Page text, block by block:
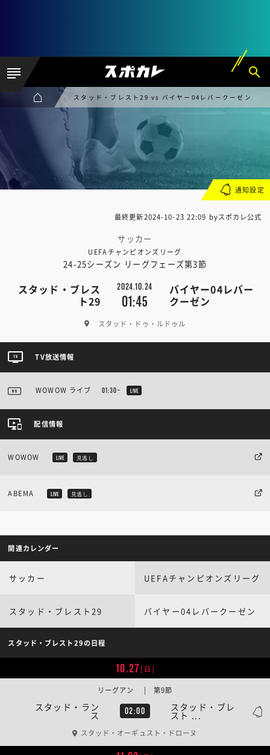
スタッド・ブレスト29 vs バイヤー04レバークーゼン
最終更新2024-10-23 22:09 byスポカレ公式
サッカー
UEFAチャンピオンズリーグ
24-25シーズン リーグフェーズ第3節
スタッド・ブレス
ト29
2024.10.24
01:45
バイヤー04レバー
クーゼン
スタッド・ドゥ・ルドゥル
通知設定
TV放送情報
WOWOW ライブ 01:30~ LIVE
配信情報
WOWOW LIVE 見逃し
ABEMA LIVE 見逃し
関連カレンダー
サッカー UEFAチャンピオンズリーグ
スタッド・ブレスト29 バイヤー04レバークーゼン
スタッド・ブレスト29の日程
10.27[日]
スタッド・ラン
ス 02:00 スタッド・ブレ
スト ...
リーグアン | 第9節
スタッド・オーギュスト・ドローヌ